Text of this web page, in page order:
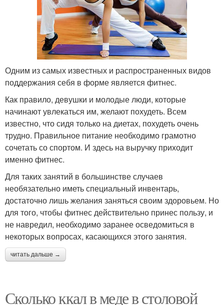
Одним из самых известных и распространенных видов
поддержания себя в форме является фитнес.
Как правило, девушки и молодые люди, которые
начинают увлекаться им, желают похудеть. Всем
известно, что сидя только на диетах, похудеть очень
трудно. Правильное питание необходимо грамотно
сочетать со спортом. И здесь на выручку приходит
именно фитнес.
Для таких занятий в большинстве случаев
необязательно иметь специальный инвентарь,
достаточно лишь желания заняться своим здоровьем. Но
для того, чтобы фитнес действительно принес пользу, и
не навредил, необходимо заранее осведомиться в
некоторых вопросах, касающихся этого занятия.
читать дальше →
Сколько ккал в меде в столовой